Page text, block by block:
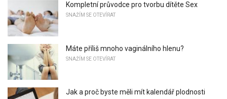
Kompletní průvodce pro tvorbu dítěte Sex
SNAŽÍM SE OTEVÍRAT
Máte příliš mnoho vaginálního hlenu?
SNAŽÍM SE OTEVÍRAT
Jak a proč byste měli mít kalendář plodnosti